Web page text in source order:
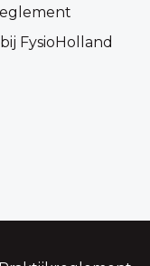
FysioHolland